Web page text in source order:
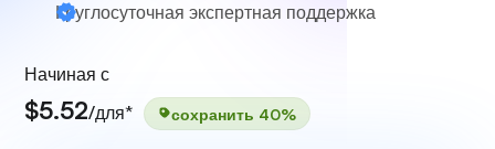
Круглосуточная экспертная поддержка
Начиная с
$5.52/для* сохранить 40%